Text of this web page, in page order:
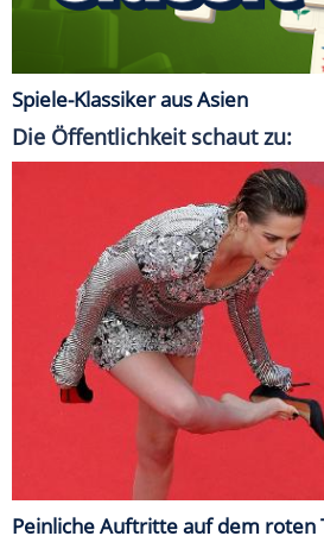
Spiele-Klassiker aus Asien
Die Öffentlichkeit schaut zu:
Peinliche Auftritte auf dem roten